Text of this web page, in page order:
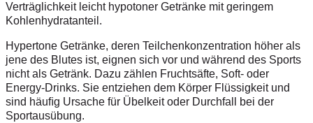
Verträglichkeit leicht hypotoner Getränke mit geringem
Kohlenhydratanteil.
Hypertone Getränke, deren Teilchenkonzentration höher als
jene des Blutes ist, eignen sich vor und während des Sports
nicht als Getränk. Dazu zählen Fruchtsäfte, Soft- oder
Energy-Drinks. Sie entziehen dem Körper Flüssigkeit und
sind häuﬁg Ursache für Übelkeit oder Durchfall bei der
Sportausübung.